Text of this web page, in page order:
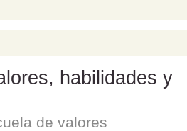
habilidades y
de valores